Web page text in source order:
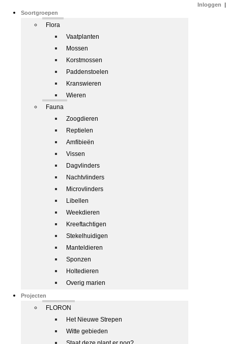
Soortgroepen
Flora
Vaatplanten
Mossen
Korstmossen
Paddenstoelen
Kranswieren
Wieren
Fauna
Zoogdieren
Reptielen
Amfibieën
Vissen
Dagvlinders
Nachtvlinders
Microvlinders
Libellen
Weekdieren
Kreeftachtigen
Stekelhuidigen
Manteldieren
Sponzen
Holtedieren
Overig marien
Projecten
FLORON
Het Nieuwe Strepen
Witte gebieden
Inloggen |